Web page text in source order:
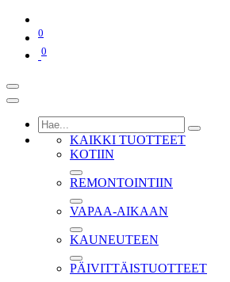
0
0
KAIKKI TUOTTEET
KOTIIN
REMONTOINTIIN
VAPAA-AIKAAN
KAUNEUTEEN
PÄIVITTÄISTUOTTEET